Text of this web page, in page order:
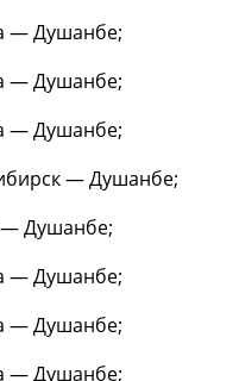
— Душанбе;
— Душанбе;
— Душанбе;
— Душанбе;
— Душанбе;
— Душанбе;
— Душанбе;
— Душанбе;